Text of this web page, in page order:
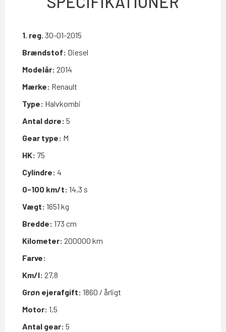
1. reg. 30-01-2015
Brændstof: Diesel
Modelår: 2014
Mærke: Renault
Type: Halvkombi
Antal døre: 5
Gear type: M
HK: 75
Cylindre: 4
0-100 km/t: 14,3 s
Vægt: 1651 kg
Bredde: 173 cm
Kilometer: 200000 km
Farve:
Km/l: 27,8
Grøn ejerafgift: 1860 / årligt
Motor: 1,5
Antal gear: 5